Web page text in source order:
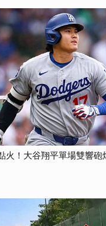
火！大谷翔平單場雙響砲